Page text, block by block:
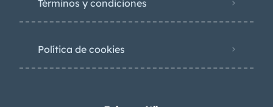
Términos y condiciones
Política de cookies